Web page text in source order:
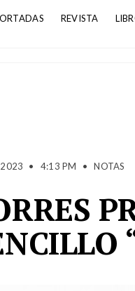
REVISTA
• 4:13 PM • NOTAS